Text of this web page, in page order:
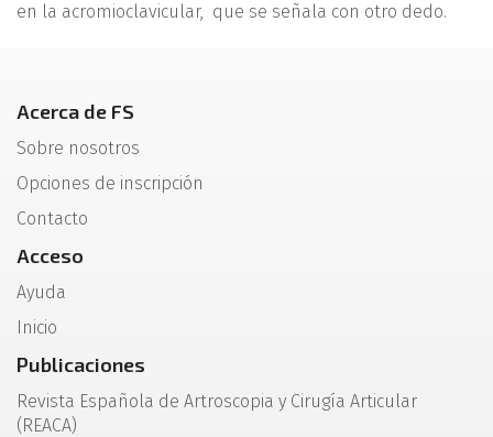
en la acromioclavicular, que se señala con otro dedo.
Acerca de FS
Sobre nosotros
Opciones de inscripción
Contacto
Acceso
Ayuda
Inicio
Publicaciones
Revista Española de Artroscopia y Cirugía Articular
(REACA)